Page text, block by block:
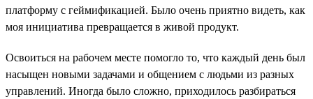
платформу с геймификацией. Было очень приятно видеть, как
моя инициатива превращается в живой продукт.
Освоиться на рабочем месте помогло то, что каждый день был
насыщен новыми задачами и общением с людьми из разных
управлений. Иногда было сложно, приходилось разбираться